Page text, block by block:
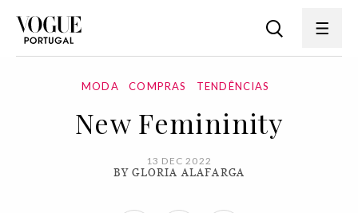
MODA COMPRAS TENDÊNCIAS
New Femininity
13 DEC 2022
BY GLORIA ALAFARGA